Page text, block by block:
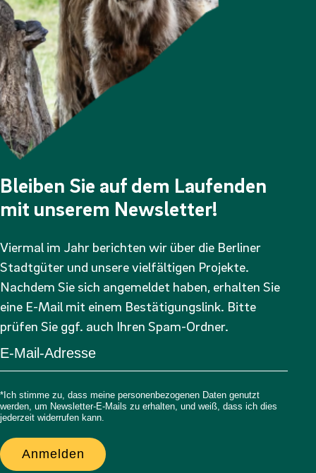
Bleiben Sie auf dem Laufenden
mit unserem Newsletter!
Viermal im Jahr berichten wir über die Berliner
Stadtgüter und unsere vielfältigen Projekte.
Nachdem Sie sich angemeldet haben, erhalten Sie
eine E-Mail mit einem Bestätigungslink. Bitte
prüfen Sie ggf. auch Ihren Spam-Ordner.
*Ich stimme zu, dass meine personenbezogenen Daten genutzt
werden, um Newsletter-E-Mails zu erhalten, und weiß, dass ich dies
jederzeit widerrufen kann.
Anmelden